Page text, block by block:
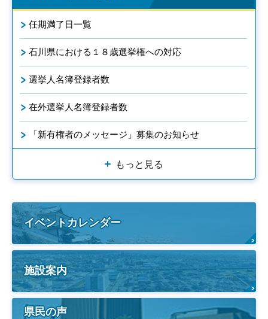
任期満了日一覧
石川県における１８歳選挙権への対応
選挙人名簿登録者数
在外選挙人名簿登録者数
「新有権者のメッセージ」募集のお知らせ
もっと見る
イベントカレンダー
施設案内
県民の声